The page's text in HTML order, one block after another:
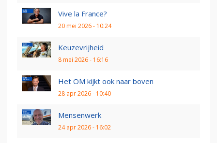
Vive la France?
20 mei 2026 - 10:24
Keuzevrijheid
8 mei 2026 - 16:16
Het OM kijkt ook naar boven
28 apr 2026 - 10:40
Mensenwerk
24 apr 2026 - 16:02